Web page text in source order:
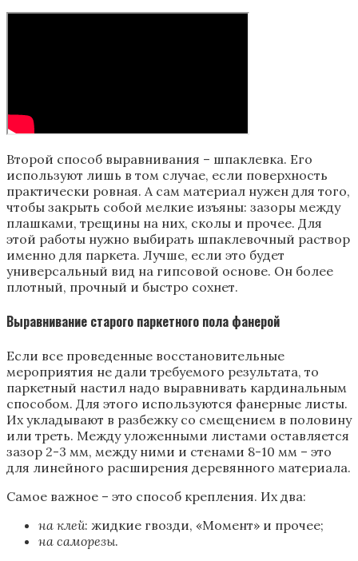
Второй способ выравнивания – шпаклевка. Его
используют лишь в том случае, если поверхность
практически ровная. А сам материал нужен для того,
чтобы закрыть собой мелкие изъяны: зазоры между
плашками, трещины на них, сколы и прочее. Для
этой работы нужно выбирать шпаклевочный раствор
именно для паркета. Лучше, если это будет
универсальный вид на гипсовой основе. Он более
плотный, прочный и быстро сохнет.
Выравнивание старого паркетного пола фанерой
Если все проведенные восстановительные
мероприятия не дали требуемого результата, то
паркетный настил надо выравнивать кардинальным
способом. Для этого используются фанерные листы.
Их укладывают в разбежку со смещением в половину
или треть. Между уложенными листами оставляется
зазор 2-3 мм, между ними и стенами 8-10 мм – это
для линейного расширения деревянного материала.
Самое важное – это способ крепления. Их два:
на клей: жидкие гвозди, «Момент» и прочее;
на саморезы.